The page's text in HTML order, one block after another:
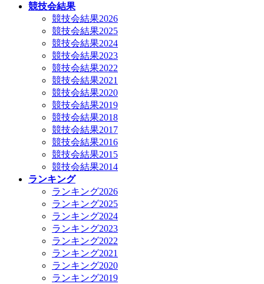
競技会結果
競技会結果2026
競技会結果2025
競技会結果2024
競技会結果2023
競技会結果2022
競技会結果2021
競技会結果2020
競技会結果2019
競技会結果2018
競技会結果2017
競技会結果2016
競技会結果2015
競技会結果2014
ランキング
ランキング2026
ランキング2025
ランキング2024
ランキング2023
ランキング2022
ランキング2021
ランキング2020
ランキング2019